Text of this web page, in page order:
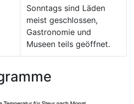
Sonntags sind Läden
meist geschlossen,
Gastronomie und
Museen teils geöffnet.